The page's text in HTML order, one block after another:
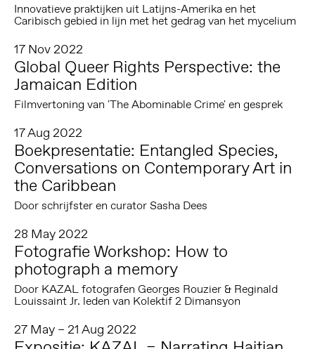
Innovatieve praktijken uit Latijns-Amerika en het
Caribisch gebied in lijn met het gedrag van het mycelium
17 Nov 2022
Global Queer Rights Perspective: the
Jamaican Edition
Filmvertoning van 'The Abominable Crime' en gesprek
17 Aug 2022
Boekpresentatie: Entangled Species,
Conversations on Contemporary Art in
the Caribbean
Door schrijfster en curator Sasha Dees
28 May 2022
Fotografie Workshop: How to
photograph a memory
Door KAZAL fotografen Georges Rouzier & Reginald
Louissaint Jr. leden van Kolektif 2 Dimansyon
27 May – 21 Aug 2022